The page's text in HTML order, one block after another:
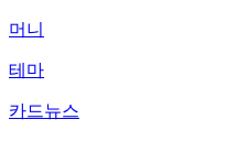
머니
테마
카드뉴스